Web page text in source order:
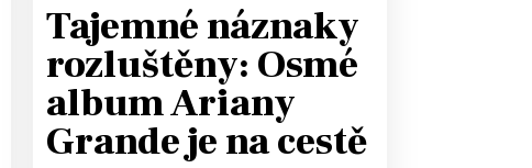
Tajemné náznaky
rozluštěny: Osmé
album Ariany
Grande je na cestě